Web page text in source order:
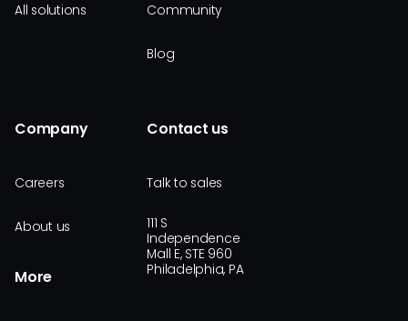
All solutions Community
Blog
Company
Careers
About us
More
Contact us
Talk to sales
111 S
Independence
Mall E, STE 960
Philadelphia, PA